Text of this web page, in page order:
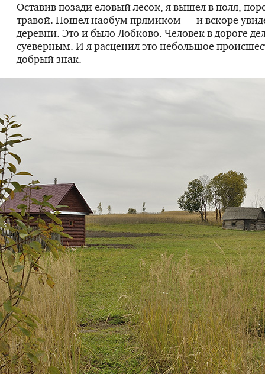
Оставив позади еловый лесок, я вышел в поля,
травой. Пошел наобум прямиком — и вскоре
деревни. Это и было Лобково. Человек в дороге
суеверным. И я расценил это небольшое
добрый знак.